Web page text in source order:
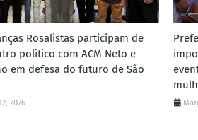
Rosalistas participam de
político com ACM Neto e
em defesa do futuro de São
2026